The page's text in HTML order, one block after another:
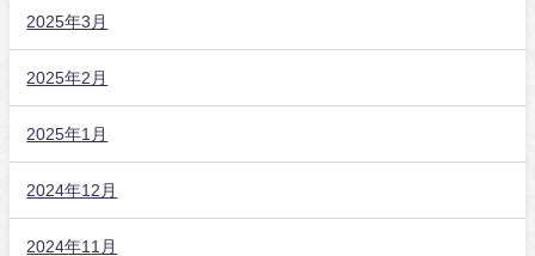
2025年3月
2025年2月
2025年1月
2024年12月
2024年11月